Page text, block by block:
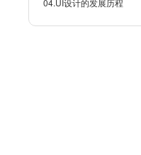
04.UI设计的发展历程